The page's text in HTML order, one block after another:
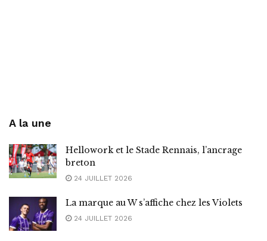
A la une
Hellowork et le Stade Rennais, l’ancrage
breton
24 JUILLET 2026
La marque au W s’affiche chez les Violets
24 JUILLET 2026